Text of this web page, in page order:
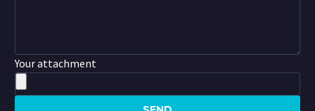
Your attachment